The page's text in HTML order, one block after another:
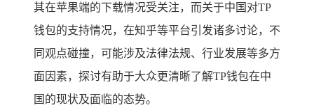
其在苹果端的下载情况受关注，而关于中国对TP
钱包的支持情况，在知乎等平台引发诸多讨论，不
同观点碰撞，可能涉及法律法规、行业发展等多方
面因素，探讨有助于大众更清晰了解TP钱包在中
国的现状及面临的态势。